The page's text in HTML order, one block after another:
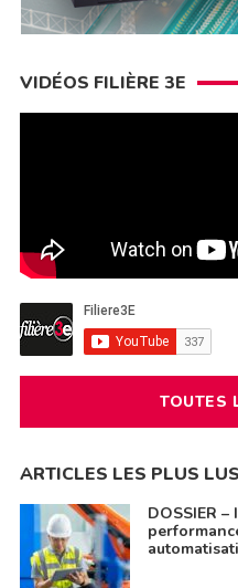
VIDÉOS FILIÈRE 3E
TOUTES
ARTICLES LES PLUS LUS
DOSSIER